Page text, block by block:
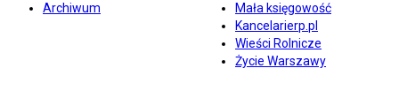
Archiwum
Mała księgowość
Kancelarierp.pl
Wieści Rolnicze
Życie Warszawy